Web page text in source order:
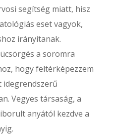
segítség miatt, hisz
eset vagyok,
irányítanak.
a soromra
hogy feltérképezzem
idegrendszerű
Vegyes társaság, a
anyától kezdve a